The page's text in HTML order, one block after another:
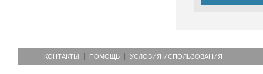
КОНТАКТЫ ПОМОЩЬ УСЛОВИЯ ИСПОЛЬЗОВАНИЯ